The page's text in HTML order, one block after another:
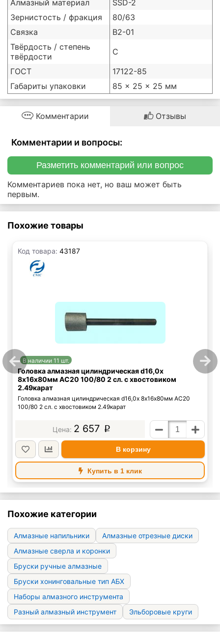
Алмазный материал
SSD-2
Зернистость / фракция
80/63
Связка
В2-01
Твёрдость / степень
твёрдости
С
ГОСТ
17122-85
Габариты упаковки
85 × 25 × 25 мм
Комментарии Отзывы
Комментарии и вопросы:
Разметить комментарий или вопрос
Комментариев пока нет, но ваш может быть
первым.
Похожие товары
Код товара: 43187
В наличии 11 шт.
Головка алмазная цилиндрическая d16,0х
8х16х80мм АС20 100/80 2 сл. с хвостовиком
2.49карат
Головка алмазная цилиндрическая d16,0х 8х16х80мм АС20
100/80 2 сл. с хвостовиком 2.49карат
2 657 p
В корзину
Купить в 1 клик
Похожие категории
Алмазные напильники
Алмазные отрезные диски
Алмазные сверла и коронки
Бруски ручные алмазные
Бруски хонинговальные тип АБХ
Наборы алмазного инструмента
Разный алмазный инструмент
Эльборовые круги